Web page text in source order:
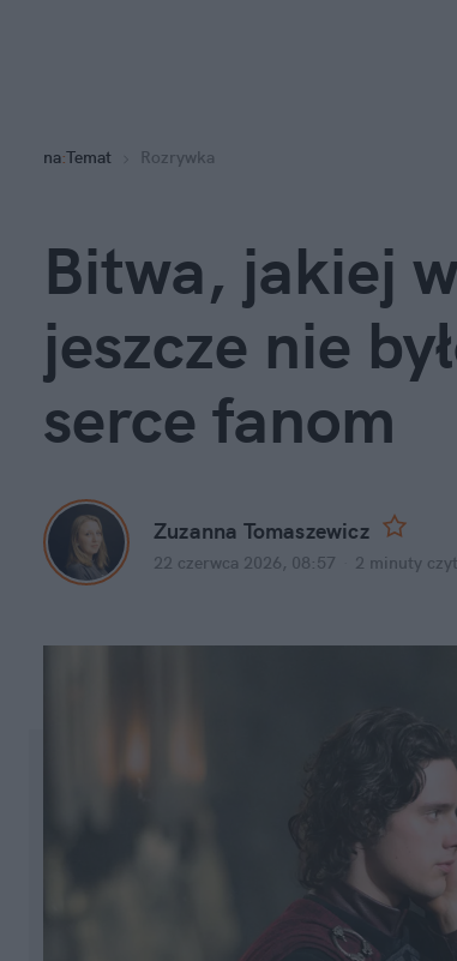
na:Temat Rozrywka
Bitwa, jakiej
jeszcze nie
serce fanom
Zuzanna Tomaszewicz
22 czerwca 2026, 08:57 2 minuty